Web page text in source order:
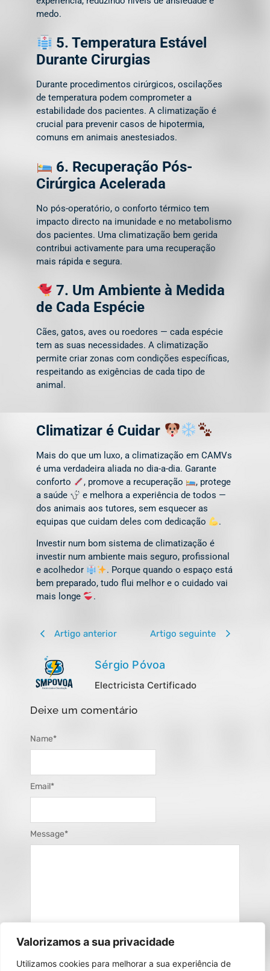
Valorizamos a sua privacidade
Utilizamos cookies para melhorar a sua experiência de
medo.
5. Temperatura Estável
Durante Cirurgias
Durante procedimentos cirúrgicos, oscilações
de temperatura podem comprometer a
estabilidade dos pacientes. A climatização é
crucial para prevenir casos de hipotermia,
comuns em animais anestesiados.
6. Recuperação Pós-
Cirúrgica Acelerada
No pós-operatório, o conforto térmico tem
impacto directo na imunidade e no metabolismo
dos pacientes. Uma climatização bem gerida
contribui activamente para uma recuperação
mais rápida e segura.
7. Um Ambiente à Medida
de Cada Espécie
Cães, gatos, aves ou roedores — cada espécie
tem as suas necessidades. A climatização
permite criar zonas com condições específicas,
respeitando as exigências de cada tipo de
animal.
Climatizar é Cuidar
Mais do que um luxo, a climatização em CAMVs
é uma verdadeira aliada no dia-a-dia. Garante
conforto
, promove a recuperação
, protege
a saúde
e melhora a experiência de todos —
dos animais aos tutores, sem esquecer as
equipas que cuidam deles com dedicação
.
Investir num bom sistema de climatização é
investir num ambiente mais seguro, profissional
e acolhedor
. Porque quando o espaço está
bem preparado, tudo flui melhor e o cuidado vai
mais longe
.
Artigo anterior Artigo seguinte
Sérgio Póvoa
Electricista Certificado
Deixe um comentário
Message*
Name*
Email*